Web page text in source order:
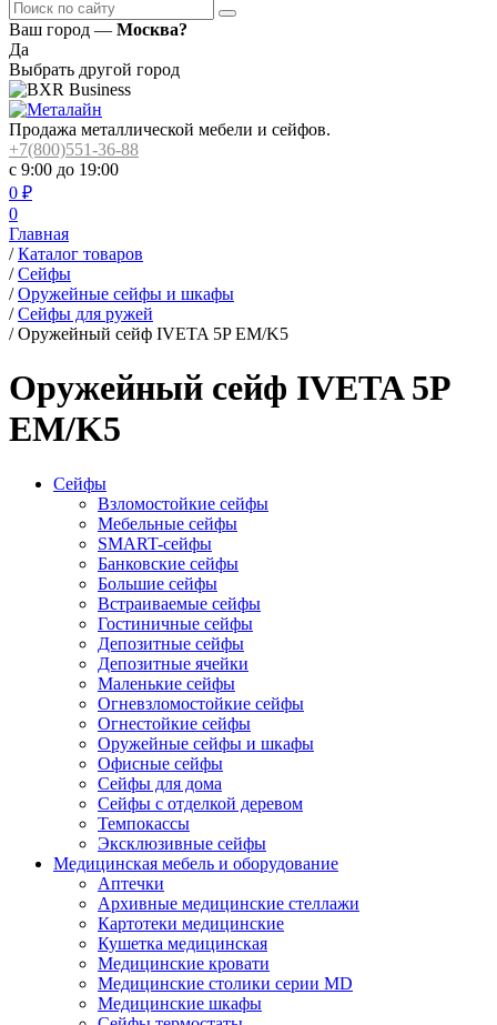
Ваш город — Москва?
Да
Выбрать другой город
Продажа металлической мебели и сейфов.
+7(800)551-36-88
с 9:00 до 19:00
0 ₽
0
Главная
/ Каталог товаров
/ Сейфы
/ Оружейные сейфы и шкафы
/ Сейфы для ружей
/ Оружейный сейф IVETA 5P EM/K5
Оружейный сейф IVETA 5P
EM/K5
Сейфы
Взломостойкие сейфы
Мебельные сейфы
SMART-сейфы
Банковские сейфы
Большие сейфы
Встраиваемые сейфы
Гостиничные сейфы
Депозитные сейфы
Депозитные ячейки
Маленькие сейфы
Огневзломостойкие сейфы
Огнестойкие сейфы
Оружейные сейфы и шкафы
Офисные сейфы
Сейфы для дома
Сейфы с отделкой деревом
Темпокассы
Эксклюзивные сейфы
Медицинская мебель и оборудование
Аптечки
Архивные медицинские стеллажи
Картотеки медицинские
Кушетка медицинская
Медицинские кровати
Медицинские столики серии MD
Медицинские шкафы